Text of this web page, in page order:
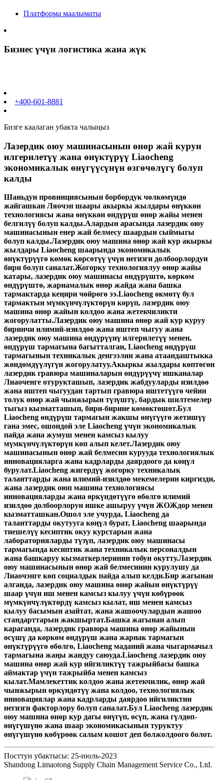
Платформа маалыматы
Бизнес үчүн логистика жана жүк
+400-601-8881
Бизге каалаган убакта чалыңыз
Лазердик оюу машинасынын өнөр жай курун
илгерилетүү жана өнүктүрүү Liaocheng
экономикалык өнүгүүсүнүн өзгөчөлүгү болуп
калды
Шаньдун провинциясынын борбордук чөлкөмүндө
жайгашкан Ляочэн шаары акыркы жылдары өнүккөн
технологиясы жана өнүккөн өндүрүш өнөр жайы менен
белгилүү болуп калды.Алардын арасында лазердик оюу
машинасынын енер жай белмесу шаардын сыймыгы
болуп калды.Лазердик оюу машина өнөр жай кур акыркы
жылдары Liaocheng шаарында экономикалык
өнүктүрүүгө көмөк көрсөтүү үчүн негизги долбоорлордун
бири болуп саналат.Жогорку технологиялуу өнөр жайы
катары, лазердик оюу машинасы өндүрүштө, көркөм
өндүрүштө, жарнамалык өнөр жайда жана башка
тармактарда кеңири чөйрөгө ээ.Liaocheng өкмөтү бул
тармактын мүмкүнчүлүктөрүн көрүп, лазердик оюу
машина өнөр жайын колдоо жана жетекчиликти
жогорулатты.Лазердик оюу машина өнөр жай кур куруу
биринчи илимий-изилдөө жана иштеп чыгуу жана
лазердик оюу машина өндүрүүнү илгерилетүү менен,
өндүрүш тармагына багытталган, Liaocheng өндүрүш
тармагынын техникалык денгээлин жана атаандаштыкка
жөндөмдүүлүгүн жогорулатуу.Акыркы жылдары көптөгөн
лазердик гравюра машиналарын өндүрүүчү ишканалар
Лиаоченге отурукташып, лазердик жабдууларды изилдөө
жана иштеп чыгуудан тартып гравюра иштетүүгө чейин
толук өнөр жай чынжырын түзүштү, бардык шилтемелер
тыгыз кызматташып, бири-бирине көмөктөшөт.Бул
Liaocheng өндүрүш тармагын жакшы өнүгүүгө жетишүү
гана эмес, ошондой эле Liaocheng үчүн экономикалык
пайда жана жумуш менен камсыз кылуу
мүмкүнчүлүктөрүн көп алып келет.Лазердик оюу
машинасынын өнөр жай белмесин курууда технологиялык
инновацияларга жана кадрларды даярдоого да көңүл
бурулат.Liaocheng жигердүү жогорку техникалык
таланттарды жана илимий-изилдөө мекемелерин киргизди,
жана лазердик оюп машина технологиясы
инновацияларды жана өркүндөтүүгө өбөлгө илимий
изилдөө долбоорлорун ишке ашыруу үчүн ЖОЖдор менен
кызматташкан.Ошол эле учурда, Liaocheng да
таланттарды окутууга көңүл бурат, Liaocheng шаарында
тиешелүү кесиптик окуу курстарын жана
лабораторияларды түзүп, лазердик оюу машинасы
тармагында кесиптик жана техникалык персоналдын
жана башкаруу кызматкерлеринин тобун окутту.Лазердик
оюу машинасынын өнөр жай белмесинин курулушу да
Лиаочэнге көп социалдык пайда алып келди.Бир жагынан
алганда, лазердик оюу машина өнөр жайын өнүктүрүү
шаар үчүн иш менен камсыз кылуу үчүн көбүрөөк
мүмкүнчүлүктөрдү камсыз кылат, иш менен камсыз
кылуу басымын азайтат, жана жашоочулардын жашоо
стандарттарын жакшыртат.Башка жагынан алып
караганда, лазердик гравюра машина өнөр жайынын
өсүшү да көркөм өндүрүш жана жарнак тармагын
өнүктүрүүгө өбөлгө, Liaocheng маданий жана чыгармачыл
тармагына жаңы жандуу саюуда.Liaocheng лазердик оюу
машина өнөр жай кур ийгиликтүү тажрыйбасы башка
аймактар ​​үчүн тажрыйба менен камсыз
кылат.Мамлекеттик колдоо жана жетекчилик, өнөр жай
чынжырын өркүндөтүү жана колдоо, технологиялык
инновациялар жана кадрларды даярдоо ийгиликтин
негизги факторлору болуп саналат.Бул Liaocheng лазердик
оюу машина өнөр кур дагы өнүгүп, өсүп, жана гүлдөп-
өнүгүшүнө жана шаар экономикасынын туруктуу
өнүгүшүнө көбүрөөк салым кошот деп болжолдоого болот.
Посттун убактысы: 25-июль-2023
Shandong Limaotong Supply Chain Management Service Co., Ltd.